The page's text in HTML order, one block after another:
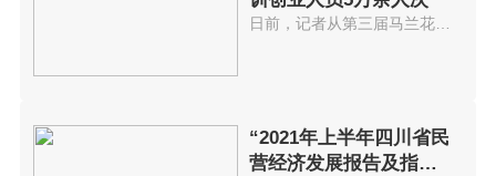
日前，记者从第三届马兰花全国创...
“2021年上半年四川省民
营经济发展报告及指